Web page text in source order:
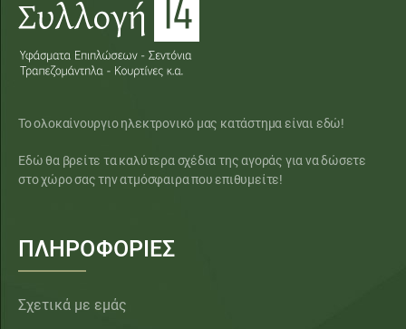
Το ολοκαίνουργιο ηλεκτρονικό μας κατάστημα είναι εδώ!
Εδώ θα βρείτε τα καλύτερα σχέδια της αγοράς για να δώσετε
στο χώρο σας την ατμόσφαιρα που επιθυμείτε!
ΠΛΗΡΟΦΟΡΙΕΣ
Σχετικά με εμάς